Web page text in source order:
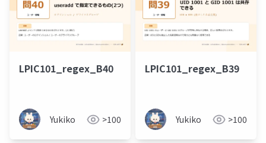
LPIC101_regex_B40
Yukiko >100
LPIC101_regex_B39
Yukiko >100